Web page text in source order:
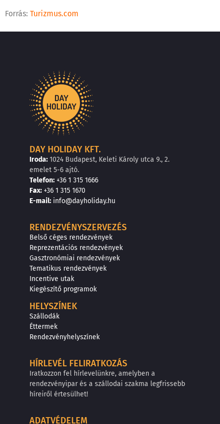
Forrás: Turizmus.com
DAY HOLIDAY KFT.
Iroda: 1024 Budapest, Keleti Károly utca 9., 2.
emelet 5-6 ajtó.
Telefon: +36 1 315 1666
Fax: +36 1 315 1670
E-mail: info@dayholiday.hu
RENDEZVÉNYSZERVEZÉS
Belső céges rendezvények
Reprezentációs rendezvények
Gasztronómiai rendezvények
Tematikus rendezvények
Incentive utak
Kiegészítő programok
HELYSZÍNEK
Szállodák
Éttermek
Rendezvényhelyszínek
HÍRLEVÉL FELIRATKOZÁS
Iratkozzon fel hírlevelünkre, amelyben a
rendezvényipar és a szállodai szakma legfrissebb
híreiről értesülhet!
ADATVÉDELEM